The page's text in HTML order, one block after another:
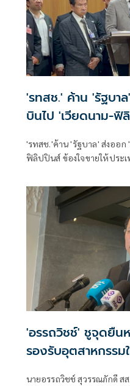
ที่กำหนด
'รทสช.' ค้าน 'รัฐบา
บินไป 'เวียดนาม-ฟิ
'รทสช.'ค้าน 'รัฐบาล' ส่งออก
ฟิลิปปินส์ ข้องใจขายให้ประเ
'อรรถวิชช์' ชูจุดยื
รองรับอุตสาหกรร
นายอรรถวิชช์ สุวรรณภักดี